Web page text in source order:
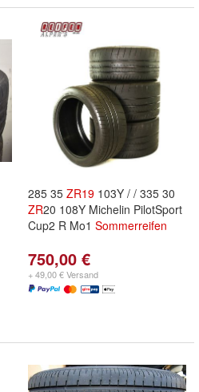
285 35 ZR19 103Y / / 335 30
ZR20 108Y Michelin PilotSport
Cup2 R Mo1 Sommerreifen
750,00 €
+ 49,00 € Versand